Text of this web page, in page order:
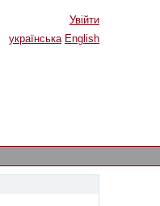
Увійти
українська English